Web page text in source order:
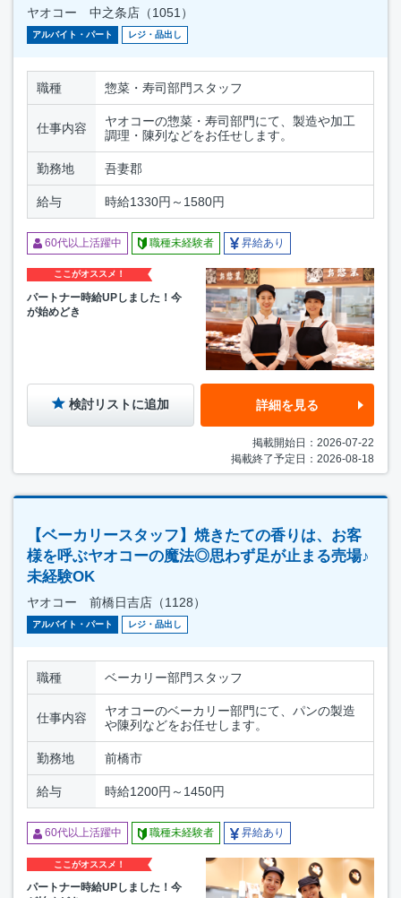
ヤオコー 中之条店（1051）
アルバイト・パート レジ・品出し
職種 惣菜・寿司部門スタッフ
仕事内容
ヤオコーの惣菜・寿司部門にて、製造や加工
調理・陳列などをお任せします。
勤務地 吾妻郡
給与 時給1330円～1580円
60代以上活躍中 職種未経験者 昇給あり
ここがオススメ！
パートナー時給UPしました！今
が始めどき
検討リストに追加 詳細を見る
掲載開始日：2026-07-22
掲載終了予定日：2026-08-18
【ベーカリースタッフ】焼きたての香りは、お客
様を呼ぶヤオコーの魔法◎思わず足が止まる売場♪
未経験OK
ヤオコー 前橋日吉店（1128）
アルバイト・パート レジ・品出し
職種 ベーカリー部門スタッフ
仕事内容
ヤオコーのベーカリー部門にて、パンの製造
や陳列などをお任せします。
勤務地 前橋市
給与 時給1200円～1450円
60代以上活躍中 職種未経験者 昇給あり
ここがオススメ！
パートナー時給UPしました！今